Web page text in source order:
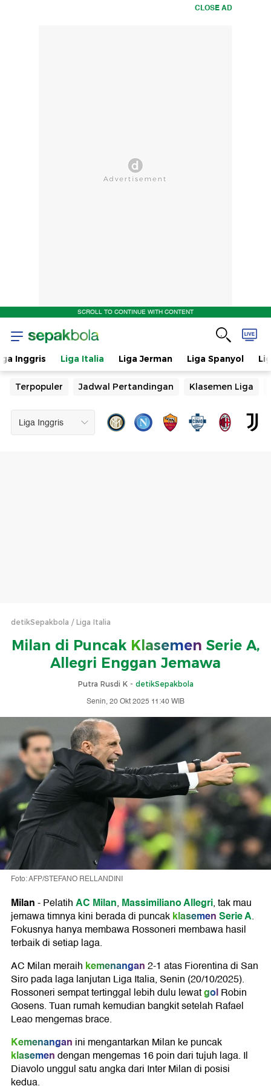
CLOSE AD
SCROLL TO CONTINUE WITH CONTENT
Inggris Liga Italia Liga Jerman Liga Spanyol
Terpopuler Jadwal Pertandingan Klasemen Liga
detikSepakbola Liga Italia
Milan di Puncak Klasemen Serie A,
Allegri Enggan Jemawa
Putra Rusdi K - detikSepakbola
Senin, 20 Okt 2025 11:40 WIB
Foto: AFP/STEFANO RELLANDINI
Milan-PelatihAC Milan, Massimiliano Allegri, tak mau
jemawa timnya kini berada di puncakklasemenSerie A.
Fokusnya hanya membawa Rossoneri membawa hasil
terbaik di setiap laga.
AC Milan meraih kemenangan2-1 atas Fiorentina di San
Siro pada laga lanjutan Liga Italia, Senin (20/10/2025).
Rossoneri sempat tertinggal lebih dulu lewatgolRobin
Gosens. Tuan rumah kemudian bangkit setelah Rafael
Leao mengemas brace.
Kemenangan ini mengantarkan Milan ke puncak
klasemendengan mengemas 16 poin dari tujuh laga. Il
Diavolo unggul satu angka dari Inter Milan di posisi
kedua.